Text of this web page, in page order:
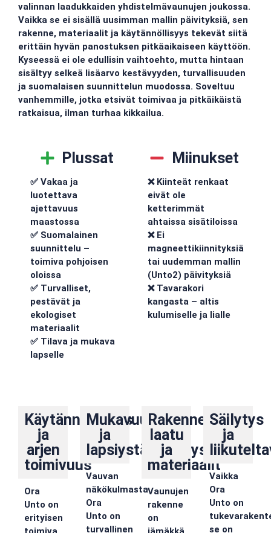
valinnan laadukkaiden yhdistelmävaunujen joukossa.
Vaikka se ei sisällä uusimman mallin päivityksiä, sen
rakenne, materiaalit ja käytännöllisyys tekevät siitä
erittäin hyvän panostuksen pitkäaikaiseen käyttöön.
Kyseessä ei ole edullisin vaihtoehto, mutta hintaan
sisältyy selkeä lisäarvo kestävyyden, turvallisuuden
ja suomalaisen suunnittelun muodossa. Soveltuu
vanhemmille, jotka etsivät toimivaa ja pitkäikäistä
ratkaisua, ilman turhaa kikkailua.
Plussat
✅ Vakaa ja
luotettava
ajettavuus
maastossa
✅ Suomalainen
suunnittelu –
toimiva pohjoisen
oloissa
✅ Turvalliset,
pestävät ja
ekologiset
materiaalit
✅ Tilava ja mukava
lapselle
Miinukset
❌ Kiinteät renkaat
eivät ole
ketterimmät
ahtaissa sisätiloissa
❌ Ei
magneettikiinnityksiä
tai uudemman mallin
(Unto2) päivityksiä
❌ Tavarakori
kangasta – altis
kulumiselle ja lialle
Käytännöllisyys
ja
arjen
toimivuus
Ora
Unto on
erityisen
Mukavuus
ja
lapsiystävällisyys
Vauvan
näkökulmasta
Ora
Unto on
turvallinen
Rakenne,
laatu
ja
materiaalit
Vaunujen
rakenne
on
Säilytys
ja
Vaikka
Ora
Unto on
se on